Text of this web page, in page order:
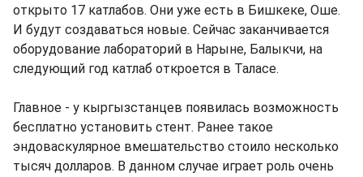
открыто 17 катлабов. Они уже есть в Бишкеке, Оше.
И будут создаваться новые. Сейчас заканчивается
оборудование лабораторий в Нарыне, Балыкчи, на
следующий год катлаб откроется в Таласе.
Главное - у кыргызстанцев появилась возможность
бесплатно установить стент. Ранее такое
эндоваскулярное вмешательство стоило несколько
тысяч долларов. В данном случае играет роль очень